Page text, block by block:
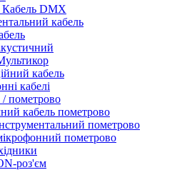
Кабель DMX
кабель
кабель
кабелі
/ пометрово
кабель пометрово
пометрово
пометрово
роз'єм